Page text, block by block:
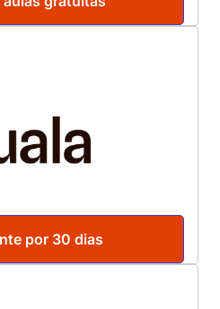
por 30 dias